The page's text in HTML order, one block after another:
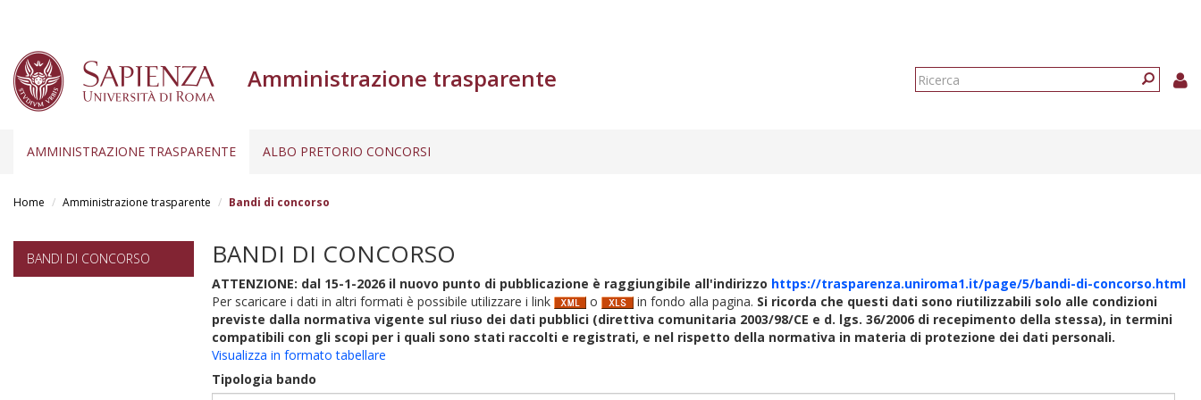
Amministrazione trasparente
Form
AMMINISTRAZIONE TRASPARENTE ALBO PRETORIO CONCORSI
Home Amministrazione trasparente Bandi di concorso
BANDI DI CONCORSO BANDI DI CONCORSO
ATTENZIONE: dal 15-1-2026 il nuovo punto di pubblicazione è raggiungibile all'indirizzo https://trasparenza.uniroma1.it/page/5/bandi-di-concorso.html
Per scaricare i dati in altri formati è possibile utilizzare i link
o in fondo alla pagina. Si ricorda che questi dati sono riutilizzabili solo alle condizioni
previste dalla normativa vigente sul riuso dei dati pubblici (direttiva comunitaria 2003/98/CE e d. lgs. 36/2006 di recepimento della stessa), in termini
compatibili con gli scopi per i quali sono stati raccolti e registrati, e nel rispetto della normativa in materia di protezione dei dati personali.
Visualizza in formato tabellare
Tipologia bando